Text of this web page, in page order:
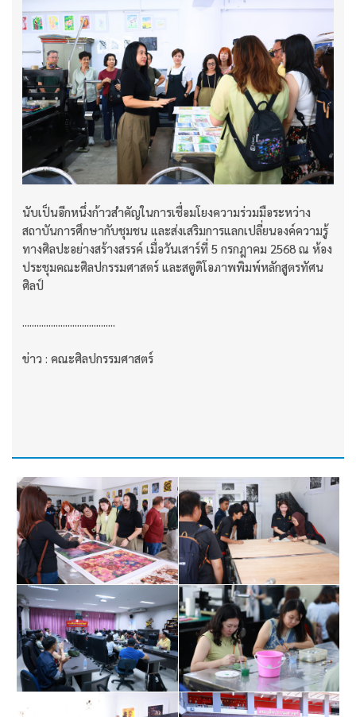
นับเป็นอีกหนึ่งก้าวสำคัญในการเชื่อมโยงความร่วมมือระหว่าง
สถาบันการศึกษากับชุมชน และส่งเสริมการแลกเปลี่ยนองค์ความรู้
ทางศิลปะอย่างสร้างสรรค์ เมื่อวันเสาร์ที่ 5 กรกฎาคม 2568 ณ ห้อง
ประชุมคณะศิลปกรรมศาสตร์ และสตูดิโอภาพพิมพ์หลักสูตรทัศน
ศิลป์
ข่าว : คณะศิลปกรรมศาสตร์